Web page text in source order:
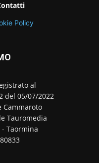
Policy
al
del 05/07/2022
Cammaroto
Tauromedia
- Taormina